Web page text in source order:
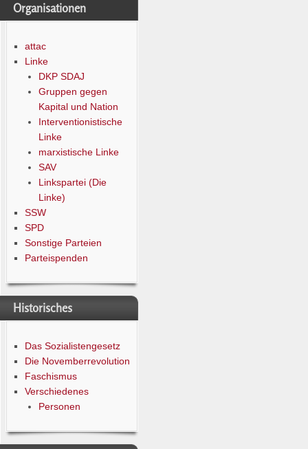
Organisationen
attac
Linke
DKP SDAJ
Gruppen gegen
Kapital und Nation
Interventionistische
Linke
marxistische Linke
SAV
Linkspartei (Die
Linke)
SSW
SPD
Sonstige Parteien
Parteispenden
Historisches
Das Sozialistengesetz
Die Novemberrevolution
Faschismus
Verschiedenes
Personen